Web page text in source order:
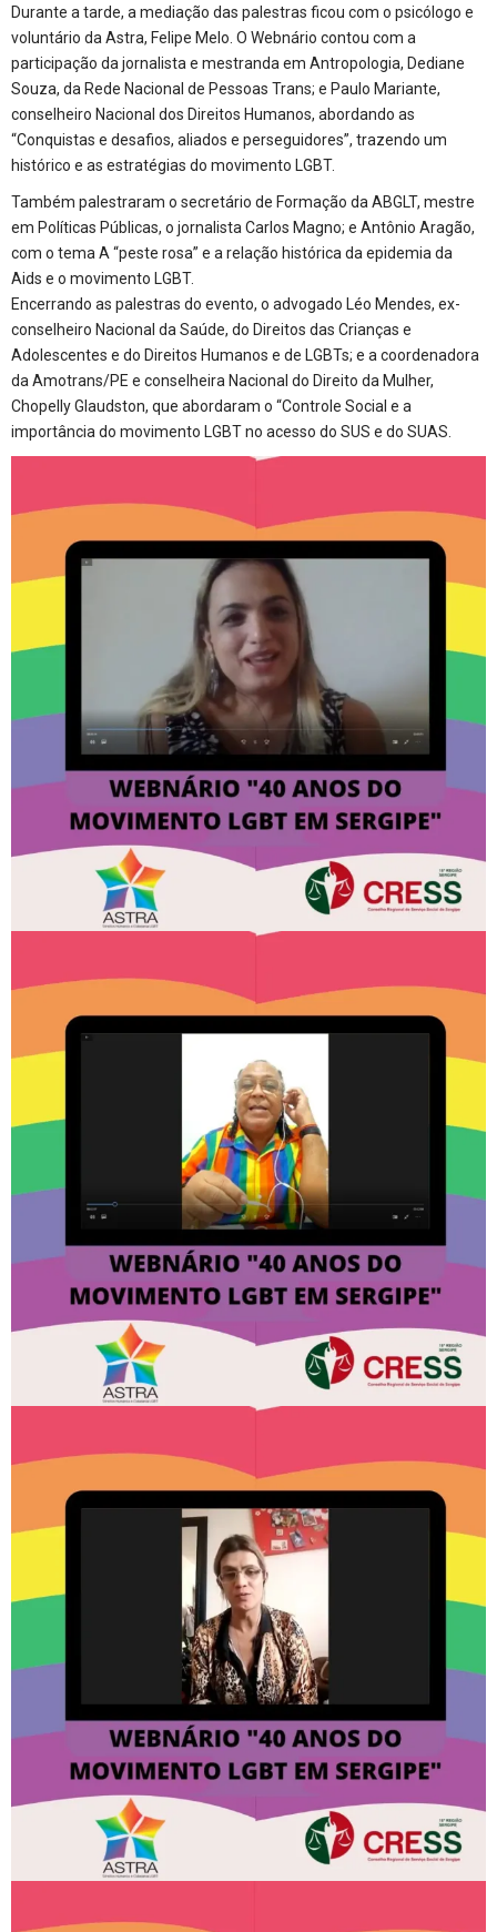
Durante a tarde, a mediação das palestras ficou com o psicólogo e
voluntário da Astra, Felipe Melo. O Webnário contou com a
participação da jornalista e mestranda em Antropologia, Dediane
Souza, da Rede Nacional de Pessoas Trans; e Paulo Mariante,
conselheiro Nacional dos Direitos Humanos, abordando as
“Conquistas e desafios, aliados e perseguidores”, trazendo um
histórico e as estratégias do movimento LGBT.
Também palestraram o secretário de Formação da ABGLT, mestre
em Políticas Públicas, o jornalista Carlos Magno; e Antônio Aragão,
com o tema A “peste rosa” e a relação histórica da epidemia da
Aids e o movimento LGBT.
Encerrando as palestras do evento, o advogado Léo Mendes, ex-
conselheiro Nacional da Saúde, do Direitos das Crianças e
Adolescentes e do Direitos Humanos e de LGBTs; e a coordenadora
da Amotrans/PE e conselheira Nacional do Direito da Mulher,
Chopelly Glaudston, que abordaram o “Controle Social e a
importância do movimento LGBT no acesso do SUS e do SUAS.